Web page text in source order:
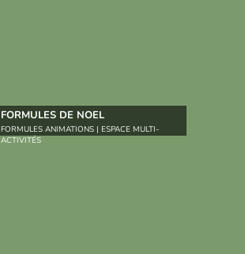
FORMULES DE NOEL
FORMULES ANIMATIONS | ESPACE MULTI-
ACTIVITÉS